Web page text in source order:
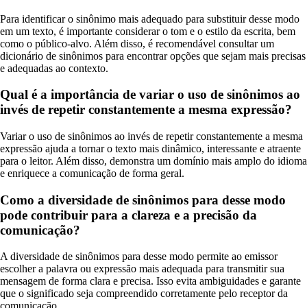
Para identificar o sinônimo mais adequado para substituir desse modo
em um texto, é importante considerar o tom e o estilo da escrita, bem
como o público-alvo. Além disso, é recomendável consultar um
dicionário de sinônimos para encontrar opções que sejam mais precisas
e adequadas ao contexto.
Qual é a importância de variar o uso de sinônimos ao
invés de repetir constantemente a mesma expressão?
Variar o uso de sinônimos ao invés de repetir constantemente a mesma
expressão ajuda a tornar o texto mais dinâmico, interessante e atraente
para o leitor. Além disso, demonstra um domínio mais amplo do idioma
e enriquece a comunicação de forma geral.
Como a diversidade de sinônimos para desse modo
pode contribuir para a clareza e a precisão da
comunicação?
A diversidade de sinônimos para desse modo permite ao emissor
escolher a palavra ou expressão mais adequada para transmitir sua
mensagem de forma clara e precisa. Isso evita ambiguidades e garante
que o significado seja compreendido corretamente pelo receptor da